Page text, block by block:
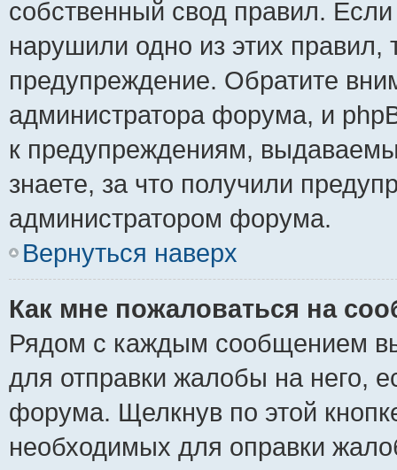
собственный свод правил.
нарушили одно из этих
предупреждение. Обратите
администратора форума, и
к предупреждениям,
знаете, за что получили
администратором форума.
Вернуться наверх
Как мне пожаловаться на
Рядом с каждым сообщением
для отправки жалобы на него,
форума. Щелкнув по этой
необходимых для оправки